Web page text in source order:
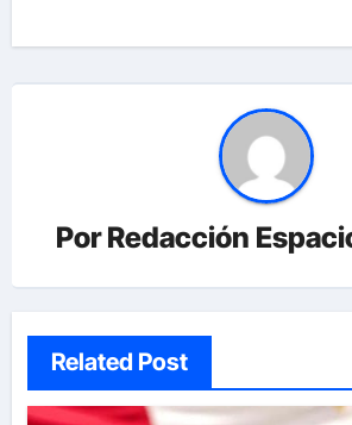
PorRedacción
Related Post